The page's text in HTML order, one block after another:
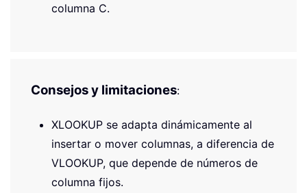
columna C.
Consejos y limitaciones:
XLOOKUP se adapta dinámicamente al
insertar o mover columnas, a diferencia de
VLOOKUP, que depende de números de
columna fijos.